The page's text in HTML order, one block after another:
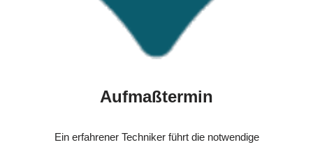
Aufmaßtermin
Ein erfahrener Techniker führt die notwendige